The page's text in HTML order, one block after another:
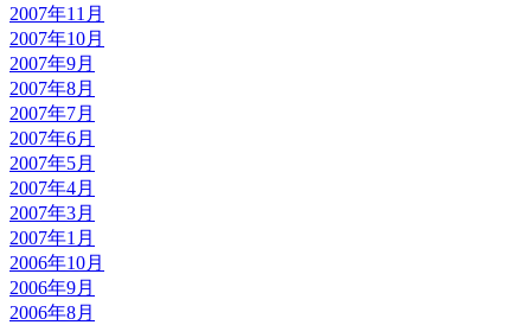
2007年11月
2007年10月
2007年9月
2007年8月
2007年7月
2007年6月
2007年5月
2007年4月
2007年3月
2007年1月
2006年10月
2006年9月
2006年8月